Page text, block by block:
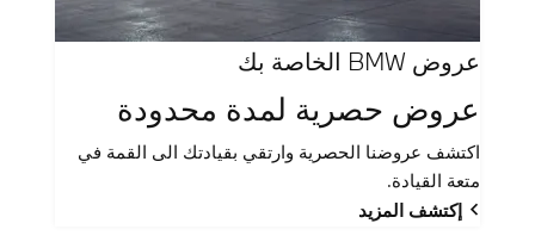
عروض BMW الخاصة بك
عروض حصرية لمدة محدودة
اكتشف عروضنا الحصرية وارتقي بقيادتك الى القمة في
متعة القيادة.
إكتشف المزيد